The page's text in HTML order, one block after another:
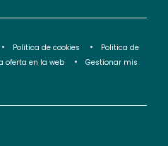
Politica de cookies
Politica de
oferta en la web
Gestionar mis